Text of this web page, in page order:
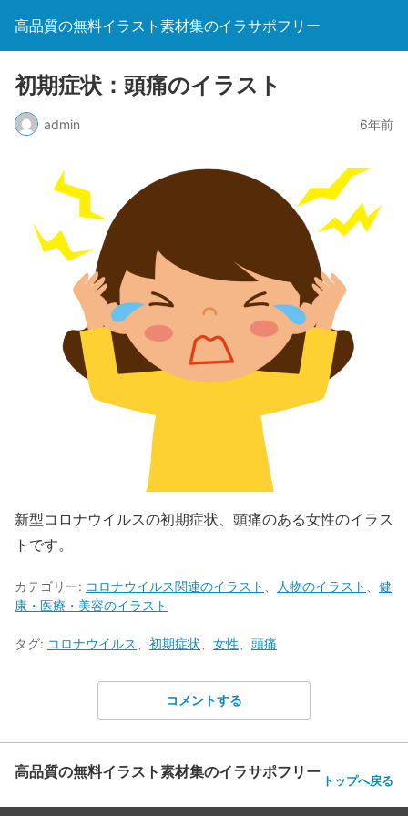
高品質の無料イラスト素材集のイラサポフリー
初期症状：頭痛のイラスト
admin 6年前
新型コロナウイルスの初期症状、頭痛のある女性のイラス
トです。
カテゴリー: コロナウイルス関連のイラスト 人物のイラスト
健
康・医療・美容のイラスト
タグ: コロナウイルス 初期症状 女性 頭痛
コメントする
高品質の無料イラスト素材集のイラサポフリー トップへ戻る